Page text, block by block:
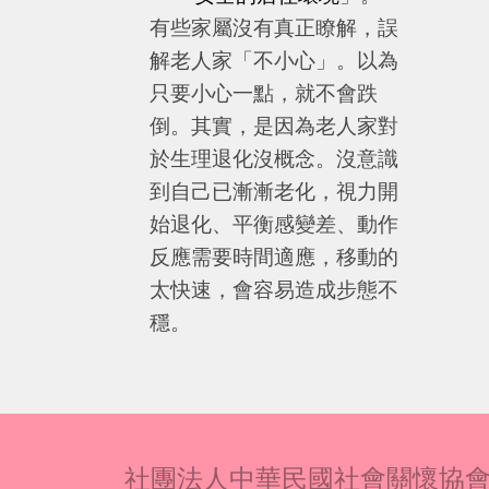
有些家屬沒有真正瞭解，誤
解老人家「不小心」。以為
只要小心一點，就不會跌
倒。其實，是因為老人家對
於生理退化沒概念。沒意識
到自己已漸漸老化，視力開
始退化、平衡感變差、動作
反應需要時間適應，移動的
太快速，會容易造成步態不
穩。
社團法人中華民國社會關懷協